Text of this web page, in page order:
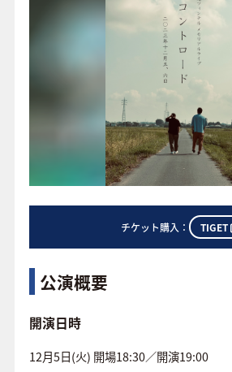
チケット購入： TIGET
公演概要
開演日時
12月5日(火) 開場18:30／開演19:00